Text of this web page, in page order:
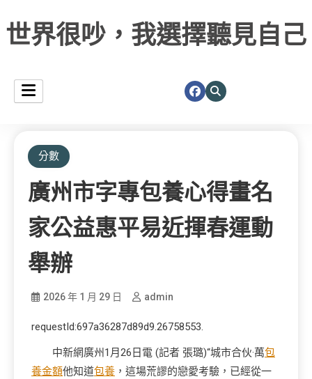
世界很吵，我選擇聽見自己
分數
廣州市字專包養心得畫名
家公益惠平易近揮春運動
舉辦
2026 年 1 月 29 日 admin
requestId:697a36287d89d9.26758553.
中新網廣州1月26日電 (記者 張璐)“城市合伙·萬包
養金額他知道包養 ，這場荒謬的戀愛考驗，已經從一